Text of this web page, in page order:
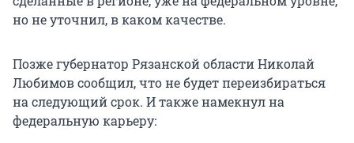
но не уточнил, в каком качестве.
Позже губернатор Рязанской области Николай
Любимов сообщил, что не будет переизбираться
на следующий срок. И также намекнул на
федеральную карьеру: